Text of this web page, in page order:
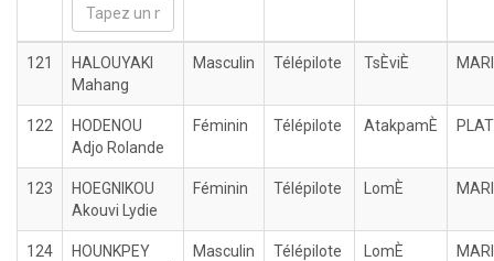
121
HALOUYAKI
Mahang
Masculin Télépilote TsÈviÈ
122
HODENOU
Adjo Rolande
Féminin Télépilote AtakpamÈ
123
HOEGNIKOU
Akouvi Lydie
Féminin Télépilote LomÈ
124
HOUNKPEY
Masculin Télépilote LomÈ